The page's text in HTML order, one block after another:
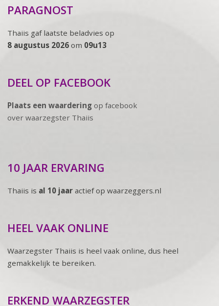
PARAGNOST
Thaiis gaf laatste beladvies op
8 augustus 2026 om 09u13
DEEL OP FACEBOOK
Plaats een waardering op facebook
over waarzegster Thaiis
10 JAAR ERVARING
Thaiis is al 10 jaar actief op waarzeggers.nl
HEEL VAAK ONLINE
Waarzegster Thaiis is heel vaak online, dus heel
gemakkelijk te bereiken.
ERKEND WAARZEGSTER